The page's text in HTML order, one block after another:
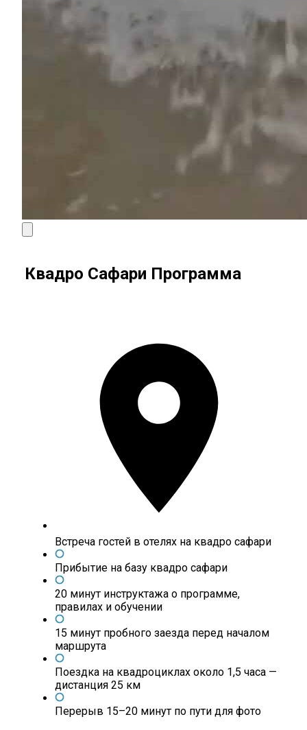
Квадро Сафари Программа
Встреча гостей в отелях на квадро сафари
Прибытие на базу квадро сафари
20 минут инструктажа о программе,
правилах и обучении
15 минут пробного заезда перед началом
маршрута
Поездка на квадроциклах около 1,5 часа —
дистанция 25 км
Перерыв 15–20 минут по пути для фото